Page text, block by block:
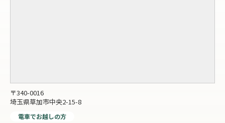
〒340-0016
埼玉県草加市中央2-15-8
電車でお越しの方